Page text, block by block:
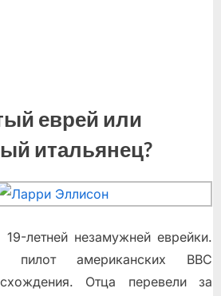
еврей или
итальянец?
летней незамужней еврейки.
американских ВВС
Отца перевели за